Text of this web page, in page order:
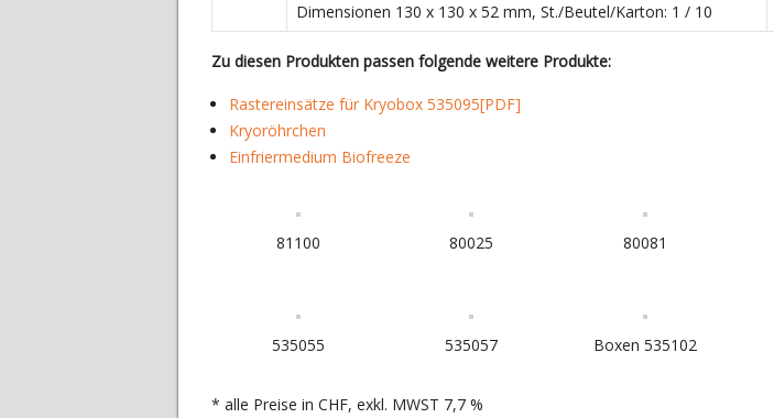
Dimensionen 130 x 130 x 52 mm, St./Beutel/Karton: 1 / 10
Zu diesen Produkten passen folgende weitere Produkte:
Rastereinsätze für Kryobox 535095[PDF]
Kryoröhrchen
Einfriermedium Biofreeze
81100 80025 80081
535055 535057 Boxen 535102
* alle Preise in CHF, exkl. MWST 7,7 %